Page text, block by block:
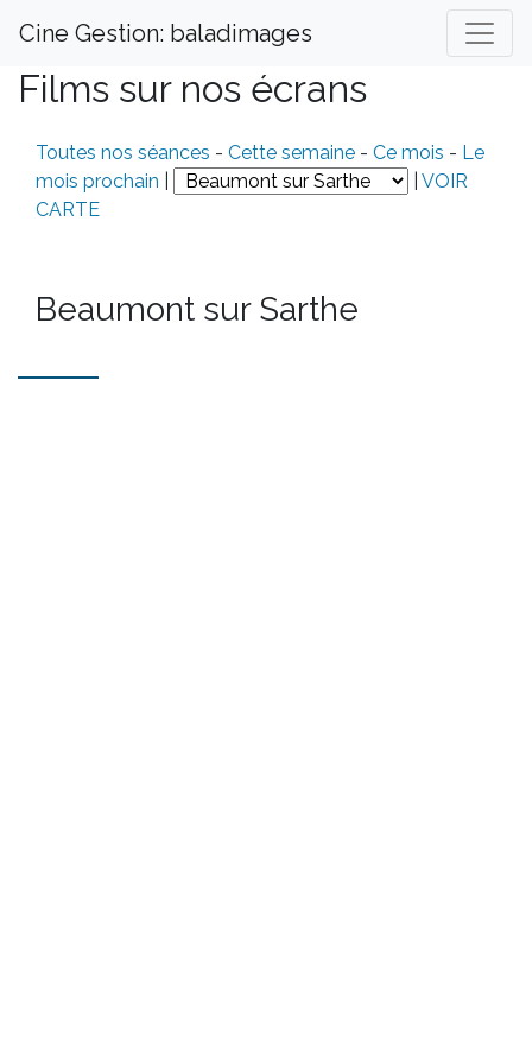
Cine Gestion: baladimages
Films sur nos écrans
Toutes nos séances - Cette semaine - Ce mois - Le
mois prochain
VOIR
CARTE
Beaumont sur Sarthe